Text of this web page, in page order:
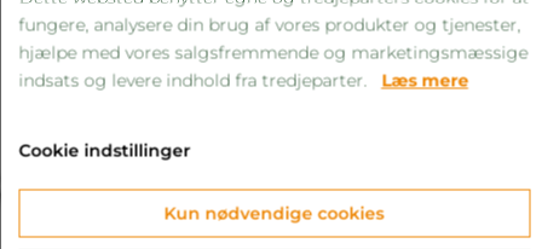
‹ ›
fungere, analysere din brug af vores produkter og tjenester,
hjælpe med vores salgsfremmende og marketingsmæssige
indsats og levere indhold fra tredjeparter. Læs mere
Cookie indstillinger
Kun nødvendige cookies